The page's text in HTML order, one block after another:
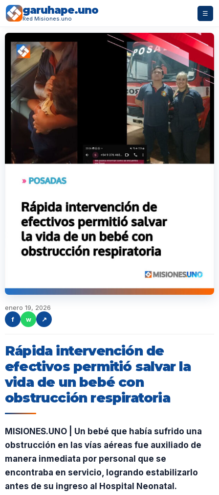
garuhape.uno
Red Misiones.uno
☰
enero 19, 2026
f
w ↗
Rápida intervención de
efectivos permitió salvar la
vida de un bebé con
obstrucción respiratoria
MISIONES.UNO | Un bebé que había sufrido una
obstrucción en las vías aéreas fue auxiliado de
manera inmediata por personal que se
encontraba en servicio, logrando estabilizarlo
antes de su ingreso al Hospital Neonatal.